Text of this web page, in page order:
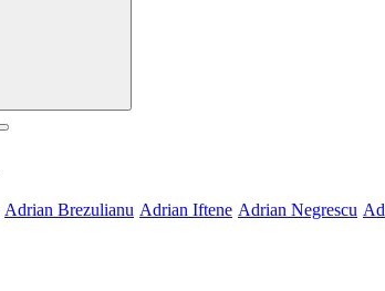
Adrian Brezulianu Adrian Iftene Adrian Negrescu